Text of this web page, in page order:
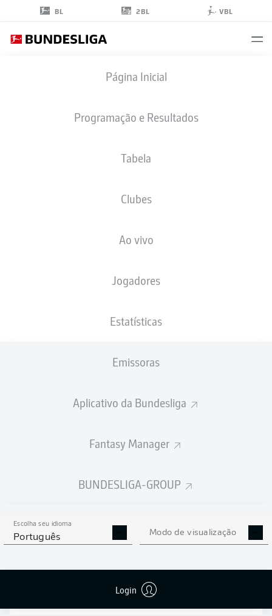
BL 2BL VBL
Página Inicial
Programação e Resultados
Tabela
Clubes
Ao vivo
Jogadores
Estatísticas
Emissoras
Aplicativo da Bundesliga
Fantasy Manager
BUNDESLIGA-GROUP
Escolha seu idioma
Português Modo de visualização
Login
ESTATÍSTICAS DA
TEMPORADA 2025/2026